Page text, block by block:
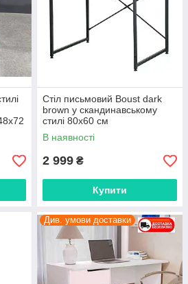
Стіл письмовий Boust dark
brown у скандинавському
стилі 80х60 см
В наявності
2 999 ₴
Купити
Див. умови доставки